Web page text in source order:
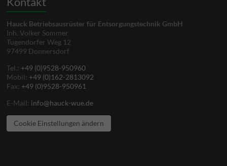
Hauck Betriebsausrüster für Entsorgungstechnik GmbH
Inh. Volker Sommer
Tugendorfer Weg 12
97499 Donnersdorf
Tel.: +49 (0)9528-950960
Mobil: +49 (0)162-2813092
Fax: +49 (0)9528-950961
E-Mail: info@hauck-wue.de
Cookie Einstellungen ändern